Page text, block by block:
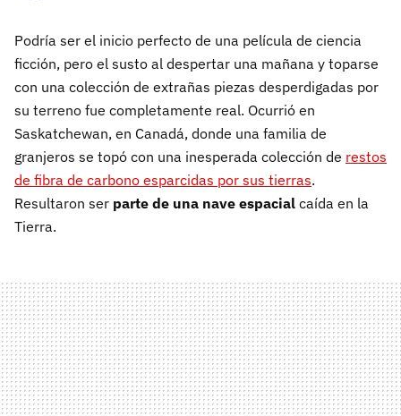
Podría ser el inicio perfecto de una película de ciencia
ficción, pero el susto al despertar una mañana y toparse
con una colección de extrañas piezas desperdigadas por
su terreno fue completamente real. Ocurrió en
Saskatchewan, en Canadá, donde una familia de
granjeros se topó con una inesperada colección de restos
de fibra de carbono esparcidas por sus tierras.
Resultaron ser parte de una nave espacial caída en la
Tierra.